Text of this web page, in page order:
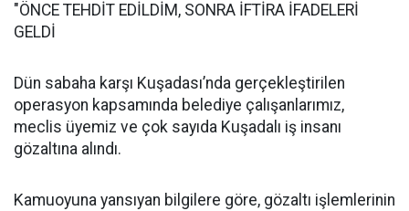
"ÖNCE TEHDİT EDİLDİM, SONRA İFTİRA İFADELERİ
GELDİ
Dün sabaha karşı Kuşadası’nda gerçekleştirilen
operasyon kapsamında belediye çalışanlarımız,
meclis üyemiz ve çok sayıda Kuşadalı iş insanı
gözaltına alındı.
Kamuoyuna yansıyan bilgilere göre, gözaltı işlemlerinin